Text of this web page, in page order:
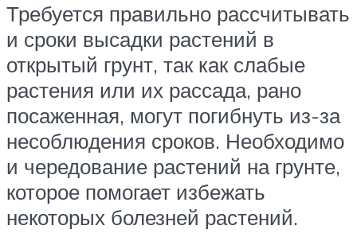
Требуется правильно рассчитывать
и сроки высадки растений в
открытый грунт, так как слабые
растения или их рассада, рано
посаженная, могут погибнуть из-за
несоблюдения сроков. Необходимо
и чередование растений на грунте,
которое помогает избежать
некоторых болезней растений.